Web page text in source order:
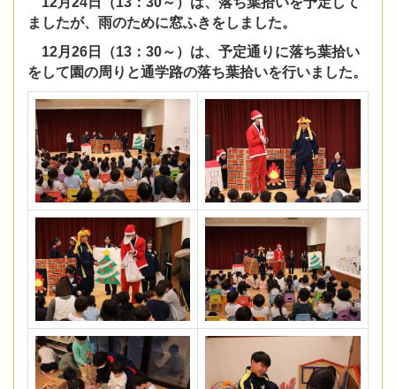
ましたが、雨のために窓ふきをしました。
12月26日（13：30～）は、予定通りに落ち葉拾い
をして園の周りと通学路の落ち葉拾いを行いました。